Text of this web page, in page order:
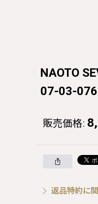
NAOTO
07-03-
販売価格:
返品特約に